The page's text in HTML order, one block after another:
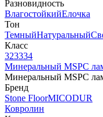
Разновидность
ВлагостойкийЕлочка
Тон
ТемныйНатуральный
Класс
323334
Минеральный MSPC
Минеральный MSPC
Бренд
Stone FloorMICODUR
Ковролин